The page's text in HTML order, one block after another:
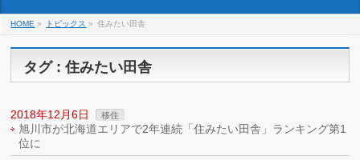
HOME » トピックス » 住みたい田舎
タグ : 住みたい田舎
2018年12月6日 移住
旭川市が北海道エリアで2年連続「住みたい田舎」ランキング第1
位に